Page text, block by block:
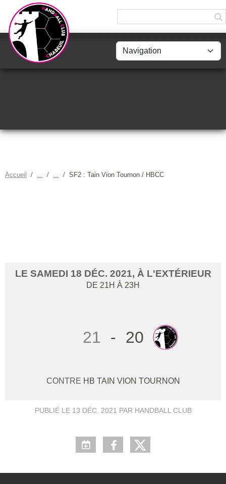
Accueil SF2 : Tain Vion Tournon / HBCC
LE SAMEDI 18 DÉC. 2021, À L'EXTÉRIEUR
DE 21H À 23H
21 - 20
CONTRE HB TAIN VION TOURNON
PUBLIÉ LE 13 DÉC. 2021 PAR HANDBALL CLUB
Panneau de gestion des cookies